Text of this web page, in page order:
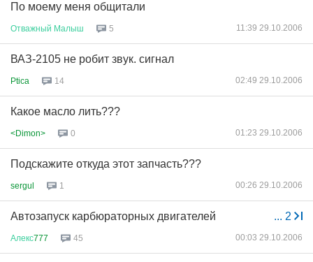
По моему меня общитали
Отважный Малыш 5 11:39 29.10.2006
ВАЗ-2105 не робит звук. сигнал
Ptica 14 02:49 29.10.2006
Какое масло лить???
<Dimon> 0 01:23 29.10.2006
Подскажите откуда этот запчасть???
sergul 1 00:26 29.10.2006
... 2
Автозапуск карбюраторных двигателей
Алекс777 45 00:03 29.10.2006